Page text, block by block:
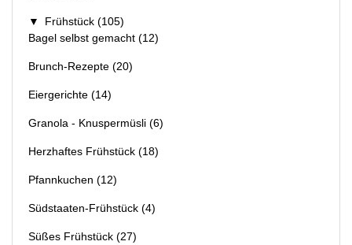
▼ Frühstück (105)
Bagel selbst gemacht (12)
Brunch-Rezepte (20)
Eiergerichte (14)
Granola - Knuspermüsli (6)
Herzhaftes Frühstück (18)
Pfannkuchen (12)
Südstaaten-Frühstück (4)
Süßes Frühstück (27)